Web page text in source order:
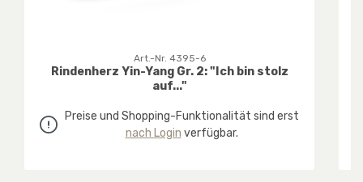
Art.-Nr. 4395-6
Rindenherz Yin-Yang Gr. 2: "Ich bin stolz
auf..."
Preise und Shopping-Funktionalität sind erst
nach Login verfügbar.